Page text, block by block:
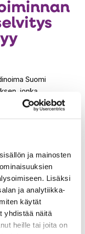
ja mainosten
Lisäksi
ja analytiikka-
käytät
yhdistää näitä
heille tai joita on
Suomi
jonka
liiketoiminnan
Suomessa.
liikkeelle -
liikunta-alan
palvelutuotantoa.
4Front.
palveluiden ja
suomalaisten
palveluissa liikkuu